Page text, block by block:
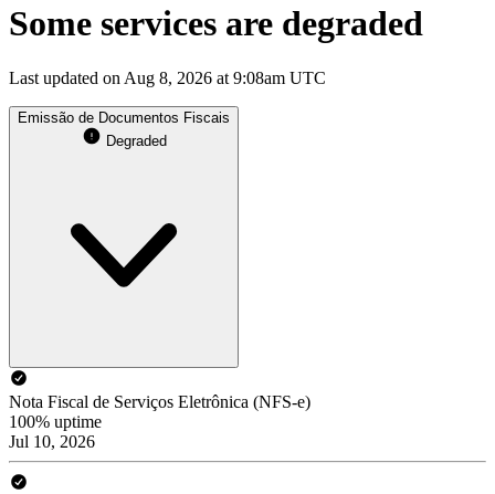
Some services are degraded
Last updated on Aug 8, 2026 at 9:08am UTC
Emissão de Documentos Fiscais
Degraded
Nota Fiscal de Serviços Eletrônica (NFS-e)
100% uptime
Jul 10, 2026